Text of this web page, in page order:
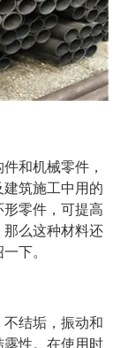
和机械零件，
筑施工中用的
零件，可提高
么这种材料还
下。
结垢，振动和
露性。在使用时